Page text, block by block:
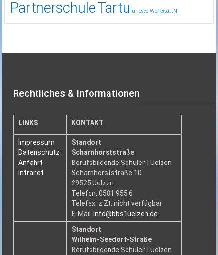
PartnerschuleTartu unesco WerkstattN
Rechtliches & Informationen
LINKS KONTAKT
Impressum
Datenschutz
Anfahrt
Intranet
Standort
Scharnhorststraße
Berufsbildende Schulen I Uelzen
Scharnhorststraße 10
29525 Uelzen
Telefon: 0581 955 6
Telefax: z.Zt. nicht verfügbar
E-Mail:info@bbs1uelzen.de
Standort
Wilhelm-Seedorf-Straße
Berufsbildende Schulen I Uelzen